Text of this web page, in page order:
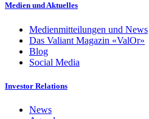
Medien und Aktuelles
Medienmitteilungen und News
Das Valiant Magazin «ValOr»
Blog
Social Media
Investor Relations
News